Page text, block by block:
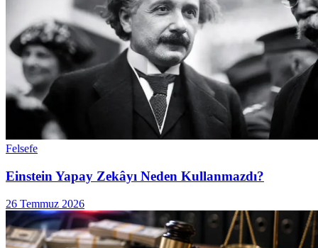
Felsefe
Einstein Yapay Zekâyı Neden Kullanmazdı?
26 Temmuz 2026